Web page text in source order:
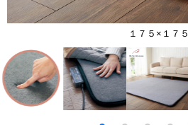
１７５×１７５